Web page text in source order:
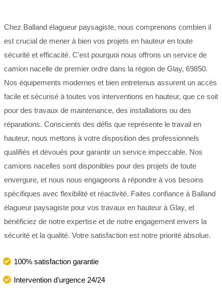
Chez Balland élagueur paysagiste, nous comprenons combien il
est crucial de mener à bien vos projets en hauteur en toute
sécurité et efficacité. C'est pourquoi nous offrons un service de
camion nacelle de premier ordre dans la région de Glay, 69850.
Nos équipements modernes et bien entretenus assurent un accès
facile et sécurisé à toutes vos interventions en hauteur, que ce soit
pour des travaux de maintenance, des installations ou des
réparations. Conscients des défis que représente le travail en
hauteur, nous mettons à votre disposition des professionnels
qualifiés et dévoués pour garantir un service impeccable. Nos
camions nacelles sont disponibles pour des projets de toute
envergure, et nous nous engageons à répondre à vos besoins
spécifiques avec flexibilité et réactivité. Faites confiance à Balland
élagueur paysagiste pour vos travaux en hauteur à Glay, et
bénéficiez de notre expertise et de notre engagement envers la
sécurité et la qualité. Votre satisfaction est notre priorité absolue.
100% satisfaction garantie
Intervention d'urgence 24/24